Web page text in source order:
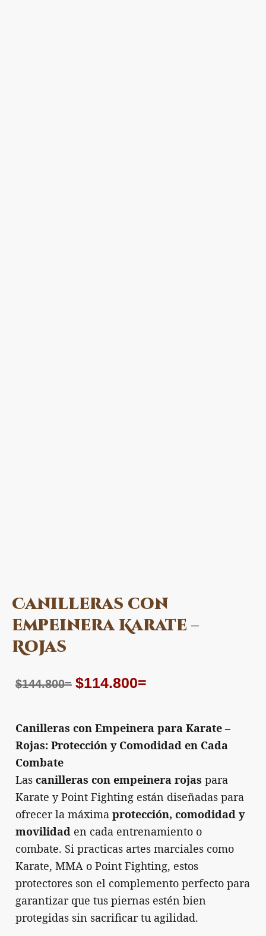
Canilleras con
empeinera Karate –
Rojas
$144.800=
El
era:
$144.800=.
$114.800=
es:
Canilleras con Empeinera para Karate –
Rojas: Protección y Comodidad en Cada
Combate
Las canilleras con empeinera rojas para
Karate y Point Fighting están diseñadas para
ofrecer la máxima protección, comodidad y
movilidad en cada entrenamiento o
combate. Si practicas artes marciales como
Karate, MMA o Point Fighting, estos
protectores son el complemento perfecto para
garantizar que tus piernas estén bien
protegidas sin sacrificar tu agilidad.